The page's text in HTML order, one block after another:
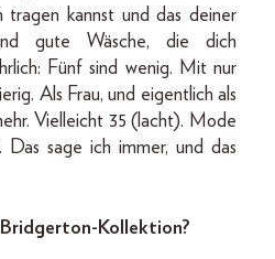
tragen kannst und das deiner
gute Wäsche, die dich
Fünf sind wenig. Mit nur
Als Frau, und eigentlich als
Vielleicht 35 (lacht). Mode
sage ich immer, und das
Kollektion?